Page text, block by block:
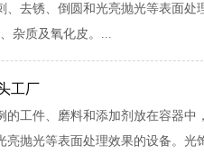
、去锈、倒圆和光亮抛光等表面
杂质及氧化皮。...
工厂
的工件、磨料和添加剂放在容器
亮抛光等表面处理效果的设备。光